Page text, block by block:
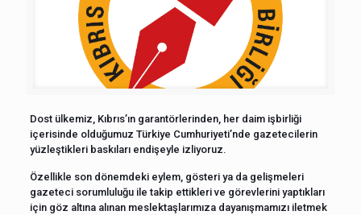
Dost ülkemiz, Kıbrıs’ın garantörlerinden, her daim işbirliği
içerisinde olduğumuz Türkiye Cumhuriyeti’nde gazetecilerin
yüzleştikleri baskıları endişeyle izliyoruz.
Özellikle son dönemdeki eylem, gösteri ya da gelişmeleri
gazeteci sorumluluğu ile takip ettikleri ve görevlerini yaptıkları
için göz altına alınan meslektaşlarımıza dayanışmamızı iletmek